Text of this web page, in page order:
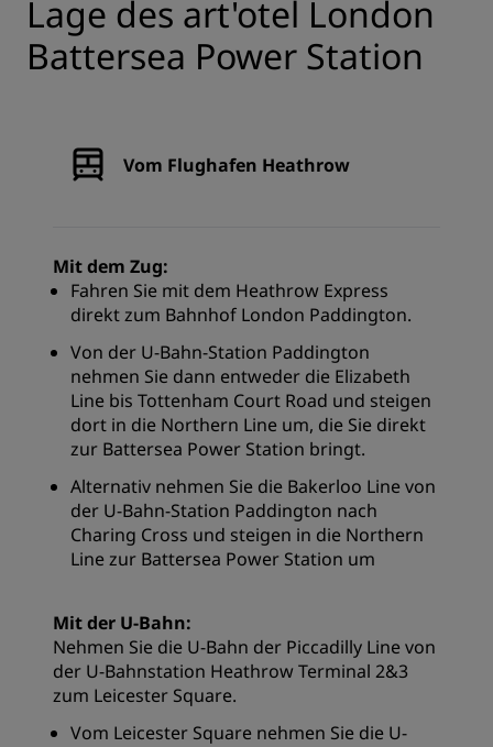
Lage des art'otel London
Battersea Power Station
Vom Flughafen Heathrow
Mit dem Zug:
Fahren Sie mit dem Heathrow Express
direkt zum Bahnhof London Paddington.
Von der U-Bahn-Station Paddington
nehmen Sie dann entweder die Elizabeth
Line bis Tottenham Court Road und steigen
dort in die Northern Line um, die Sie direkt
zur Battersea Power Station bringt.
Alternativ nehmen Sie die Bakerloo Line von
der U-Bahn-Station Paddington nach
Charing Cross und steigen in die Northern
Line zur Battersea Power Station um
Mit der U-Bahn:
Nehmen Sie die U-Bahn der Piccadilly Line von
der U-Bahnstation Heathrow Terminal 2&3
zum Leicester Square.
Vom Leicester Square nehmen Sie die U-